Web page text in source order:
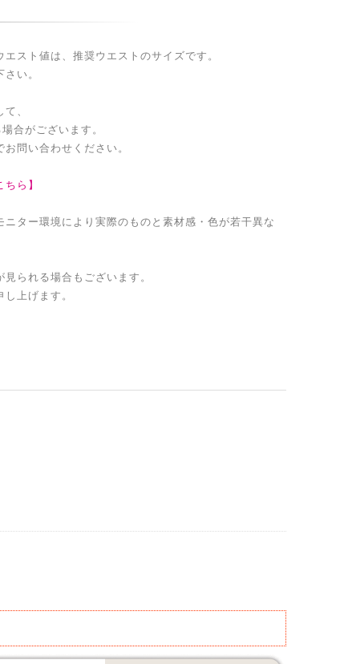
スト値は、推奨ウエストのサイズです。
い。
、
合がございます。
問い合わせください。
ら】
ター環境により実際のものと素材感・色が若干異な
られる場合もございます。
上げます。